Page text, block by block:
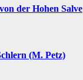
der Hohen Salve
(M. Petz)